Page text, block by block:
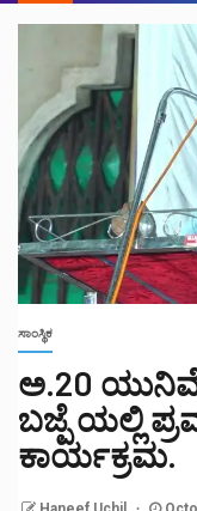
ಸಾಂಸ್ಥಿಕ
ಅ.20
ಬಜ್ಪೆ ಯಲ್ಲಿ
ಕಾರ್ಯಕ್ರಮ.